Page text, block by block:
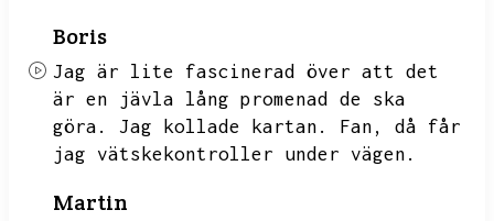
Boris
Jag är lite fascinerad över att det
är en jävla lång promenad de ska
göra.
Jag kollade kartan. Fan,
då får
jag vätskekontroller under vägen.
Martin